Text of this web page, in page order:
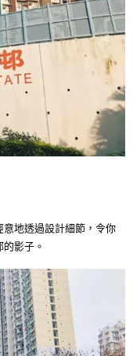
地透過設計細節，令你
影子。